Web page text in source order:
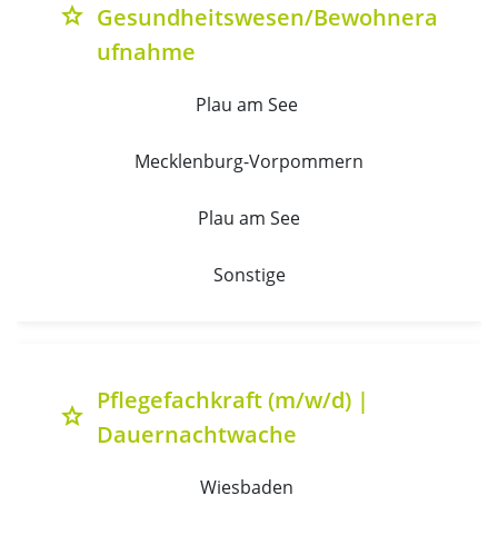
grade Gesundheitswesen/Bewohnera
ufnahme
Plau am See
Mecklenburg-Vorpommern
Plau am See
Sonstige
grade
Pflegefachkraft (m/w/d) |
Dauernachtwache
Wiesbaden